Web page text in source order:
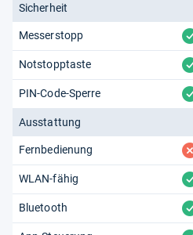
Sicherheit
Messerstopp
Notstopptaste
PIN-Code-Sperre
Ausstattung
Fernbedienung
WLAN-fähig
Bluetooth